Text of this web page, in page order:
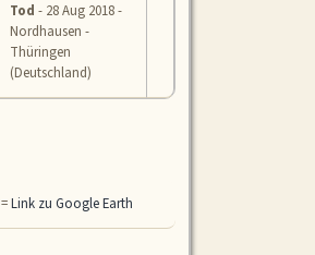
Tod - 28 Aug 2018 -
Nordhausen -
Thüringen
(Deutschland)
=Link zu Google Earth